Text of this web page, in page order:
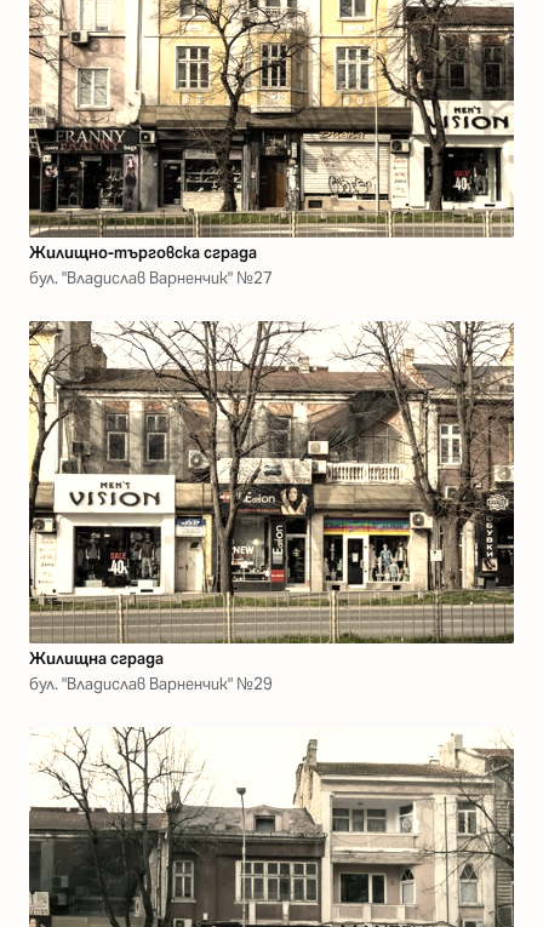
Жилищно-търговска сграда
бул. "Владислав Варненчик" №27
Жилищна сграда
бул. "Владислав Варненчик" №29